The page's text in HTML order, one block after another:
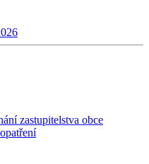
zastupitelstva obce